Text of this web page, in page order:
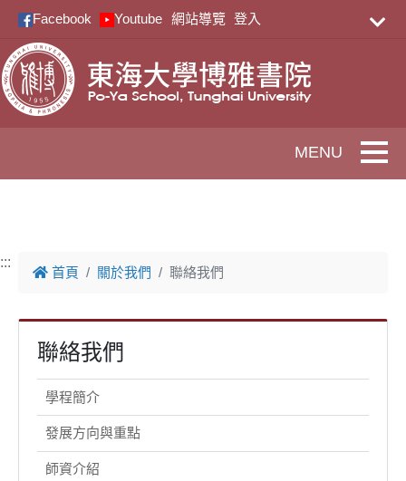
跳到主要內容
Facebook Youtube 網站導覽 登入
:::
首頁 關於我們 聯絡我們
聯絡我們
學程簡介
發展方向與重點
師資介紹